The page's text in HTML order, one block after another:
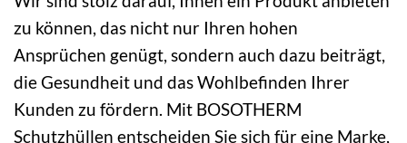
zu können, das nicht nur Ihren hohen
Ansprüchen genügt, sondern auch dazu beiträgt,
die Gesundheit und das Wohlbefinden Ihrer
Kunden zu fördern. Mit BOSOTHERM
Schutzhüllen entscheiden Sie sich für eine Marke,